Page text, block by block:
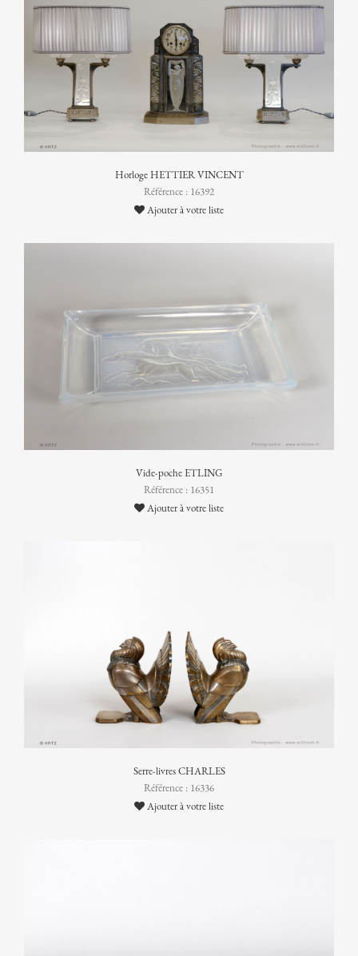
Horloge HETTIER VINCENT
Référence : 16392
Ajouter à votre liste
Vide-poche ETLING
Référence : 16351
Ajouter à votre liste
Serre-livres CHARLES
Référence : 16336
Ajouter à votre liste